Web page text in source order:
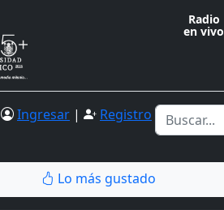
Radio
en vivo
Ingresar | Registro
Lo más gustado